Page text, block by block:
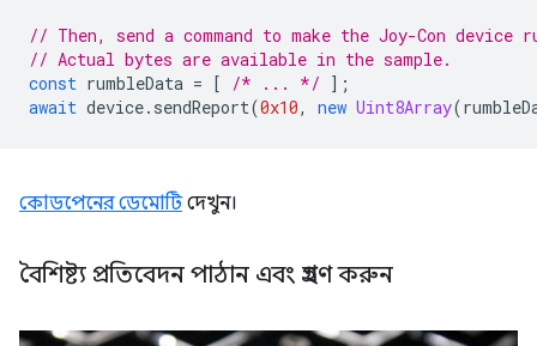
// Then, send a command to make the Joy-Con device
// Actual bytes are available in the sample.
const rumbleData = [ /* ... */ ];
await device. sendReport(0x10, new Uint8Array(
কোডপেনের ডেমোটিদেখুন।
বৈশিষ্ট্য প্রতিবেদন পাঠান এবং গ্রহণ করুন